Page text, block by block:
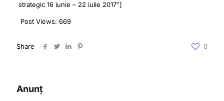
strategic 16 iunie – 22 iulie 2017″]
Post Views: 669
Share 0
Anunț